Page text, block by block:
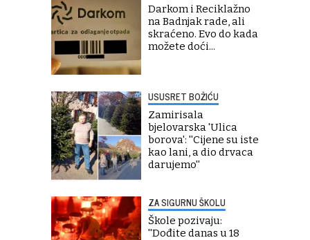
Darkom i Reciklažno
na Badnjak rade, ali
skraćeno. Evo do kada
možete doći...
USUSRET BOŽIĆU
Zamirisala
bjelovarska 'Ulica
borova': ''Cijene su iste
kao lani, a dio drvaca
darujemo''
ZA SIGURNU ŠKOLU
Škole pozivaju:
''Dođite danas u 18